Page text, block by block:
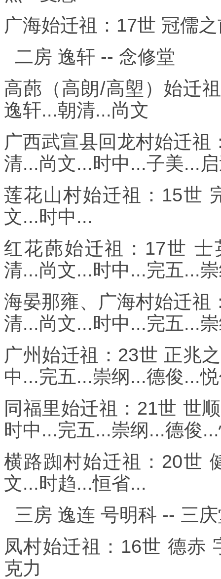
广海始迁祖：17世 冠儒
二房 逸轩 -- 念修堂
高蓢（高朗/高塱）始迁
逸轩...朝清...尚文
广西武宣县回龙村始迁
清...尚文...时中...子美...
莲花山村始迁祖：15世
文...时中...
红花蓢始迁祖：17世
清...尚文...时中...完五...
海晏那雍、广海村始迁祖
清...尚文...时中...完五...
广州始迁祖：23世 正兆
中...完五...崇纲...德俊...
同福里始迁祖：21世 世
时中...完五...崇纲...德俊
横路踟村始迁祖：20世
文...时趋...恒省...
三房 逸连 号明科 -- 三
凤村始迁祖：16世 德赤
克力